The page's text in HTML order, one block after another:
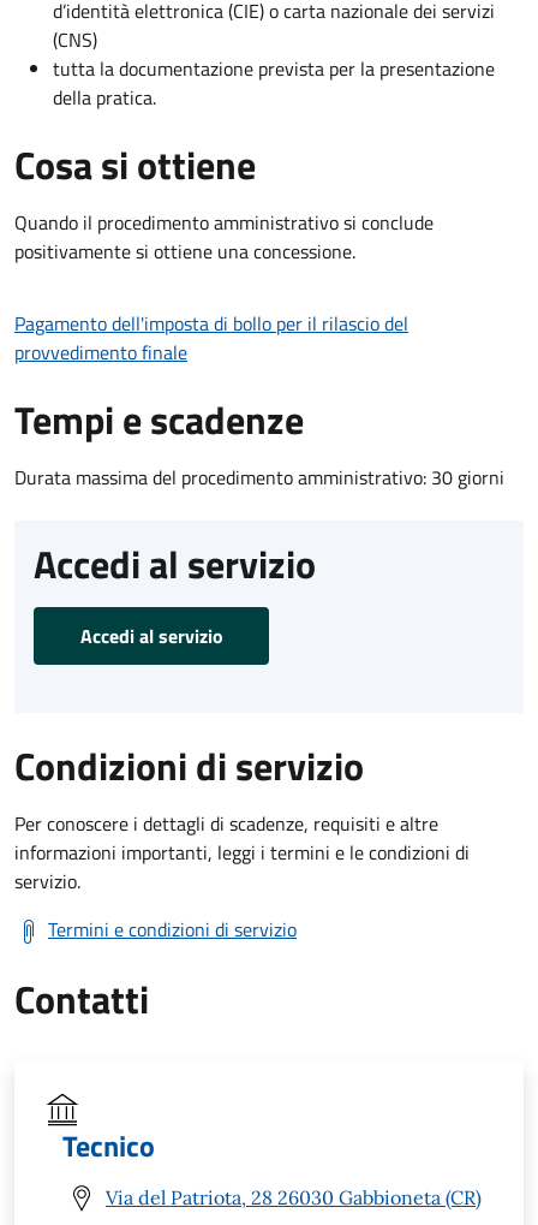
d’identità elettronica (CIE) o carta nazionale dei servizi
(CNS)
tutta la documentazione prevista per la presentazione
della pratica.
Cosa si ottiene
Quando il procedimento amministrativo si conclude
positivamente si ottiene una concessione.
Pagamento dell'imposta di bollo per il rilascio del
provvedimento finale
Tempi e scadenze
Durata massima del procedimento amministrativo: 30 giorni
Accedi al servizio
Accedi al servizio
Condizioni di servizio
Per conoscere i dettagli di scadenze, requisiti e altre
informazioni importanti, leggi i termini e le condizioni di
servizio.
Termini e condizioni di servizio
Contatti
Tecnico
Via del Patriota, 28 26030 Gabbioneta (CR)